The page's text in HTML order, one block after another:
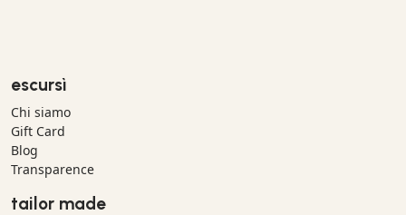
escursì
Chi siamo
Gift Card
Blog
Transparence
tailor made